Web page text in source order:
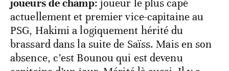
joueurs de champ: joueur le plus capé
actuellement et premier vice-capitaine au
PSG, Hakimi a logiquement hérité du
brassard dans la suite de Saïss. Mais en son
absence, c’est Bounou qui est devenu